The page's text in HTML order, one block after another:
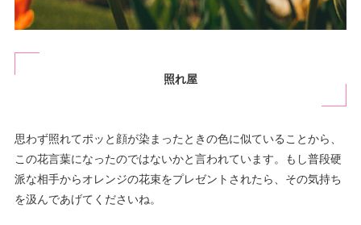
照れ屋
思わず照れてポッと顔が染まったときの色に似ていることから、
この花言葉になったのではないかと言われています。もし普段硬
派な相手からオレンジの花束をプレゼントされたら、その気持ち
を汲んであげてくださいね。